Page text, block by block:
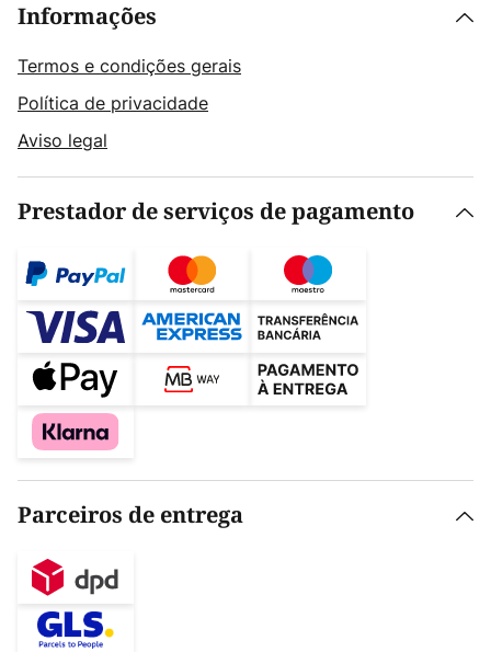
Informações
Termos e condições gerais
Política de privacidade
Aviso legal
Prestador de serviços de pagamento
Parceiros de entrega